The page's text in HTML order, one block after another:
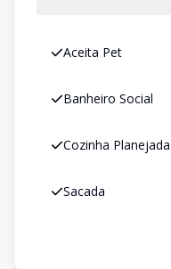
Aceita Pet
Banheiro Social
Cozinha Planejada
Sacada